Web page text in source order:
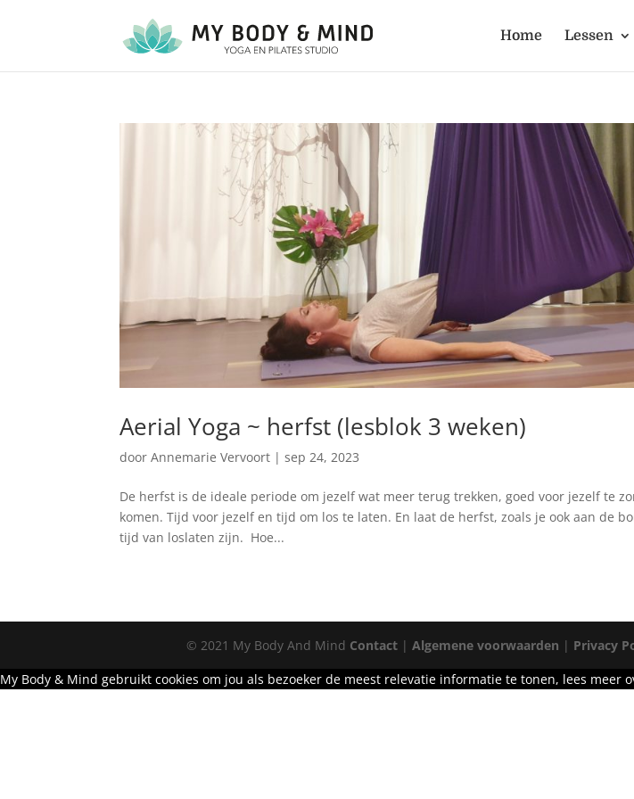
Home Lessen
Aerial Yoga ~ herfst (lesblok 3 weken)
doorAnnemarie Vervoort |sep 24, 2023
De herfst is de ideale periode om jezelf wat meer terug trekken, goed voor jezelf te
komen. Tijd voor jezelf en tijd om los te laten. En laat de herfst, zoals je ook aan de
tijd van loslaten zijn. Hoe...
juni 2026
© 2021 My Body And Mind Contact | Algemene voorwaarden | Privacy
My Body & Mind gebruikt cookies om jou als bezoeker de meest relevatie informatie te tonen, lees meer